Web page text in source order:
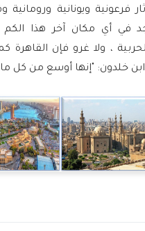
فرعونية ويونانية
في أي مكان آخر هذا الكم من
، ولا غرو فإن القاهرة
خلدون: "إنها أوسع من كل ما